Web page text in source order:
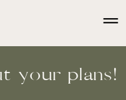
your plans!